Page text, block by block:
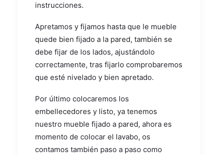
instrucciones.
Apretamos y fijamos hasta que le mueble
quede bien fijado a la pared, también se
debe fijar de los lados, ajustándolo
correctamente, tras fijarlo comprobaremos
que esté nivelado y bien apretado.
Por último colocaremos los
embellecedores y listo, ya tenemos
nuestro mueble fijado a pared, ahora es
momento de colocar el lavabo, os
contamos también paso a paso como